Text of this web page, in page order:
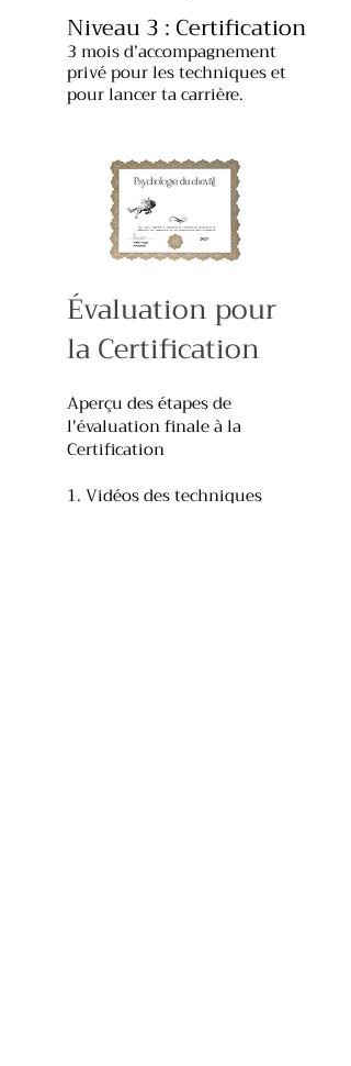
Niveau 3 : Certification
3 mois d’accompagnement
privé pour les techniques et
pour lancer ta carrière​.
​​Évaluation pour
la Certification
Aperçu des étapes de
l'évaluation finale à la
Certification
1. Vidéos des techniques